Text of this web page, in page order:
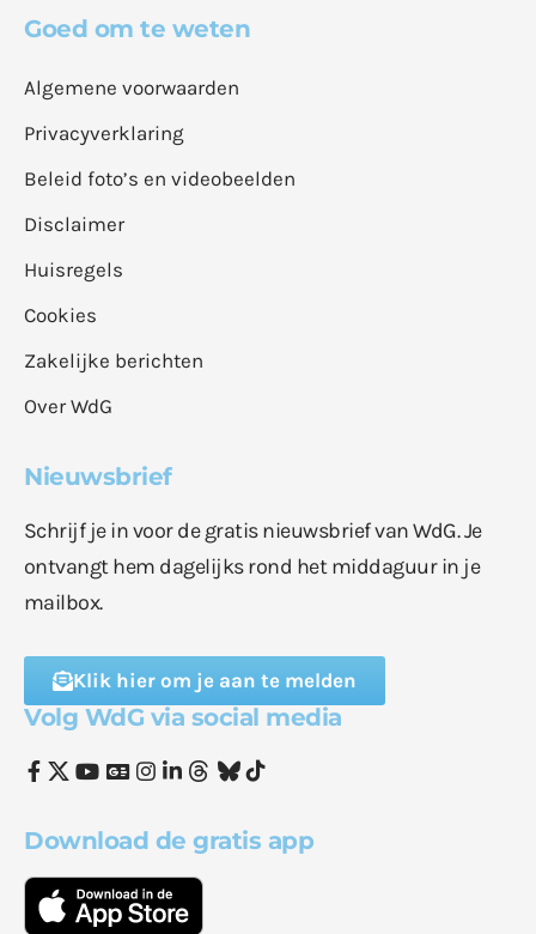
Goed om te weten
Algemene voorwaarden
Privacyverklaring
Beleid foto’s en videobeelden
Disclaimer
Huisregels
Cookies
Zakelijke berichten
Over WdG
Nieuwsbrief
Schrijf je in voor de gratis nieuwsbrief van WdG. Je
ontvangt hem dagelijks rond het middaguur in je
mailbox.
Klik hier om je aan te melden
Volg WdG via social media
Download de gratis app